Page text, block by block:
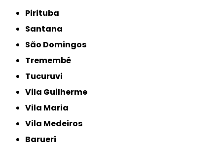
Pirituba
Santana
São Domingos
Tremembé
Tucuruvi
Vila Guilherme
Vila Maria
Vila Medeiros
Barueri